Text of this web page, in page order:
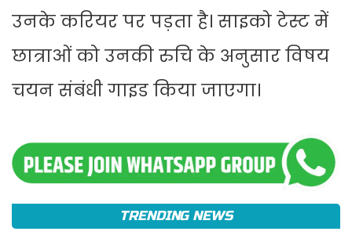
उनके करियर पर पड़ता है। साइको टेस्ट में
छात्राओं को उनकी रुचि के अनुसार विषय
चयन संबंधी गाइड किया जाएगा।
TRENDING NEWS